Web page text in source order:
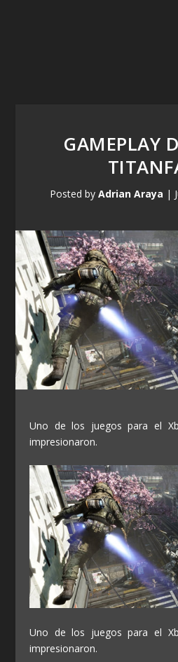
GAMEPLAY
Posted by Adrian Araya |
Uno de los juegos para el
impresionaron.
Uno de los juegos para el
impresionaron.